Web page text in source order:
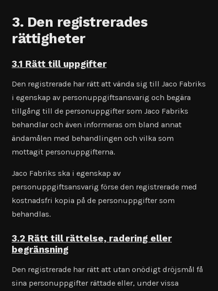
3. Den registrerades
rättigheter
3.1 Rätt till uppgifter
Den registrerade har rätt att vända sig till Jaco Fabriks
i egenskap av personuppgiftsansvarig och begära
tillgång till de personuppgifter som Jaco Fabriks
behandlar och även informeras om bland annat
ändamålen med behandlingen och vilka som
mottagit personuppgifterna.
Jaco Fabriks ska i egenskap av
personuppgiftsansvarig förse den registrerade med
kostnadsfri kopia på de personuppgifter som
behandlas.
3.2 Rätt till rättelse, radering eller
begränsning
Den registrerade har rätt att utan onödigt dröjsmål få
sina personuppgifter rättade eller, under vissa